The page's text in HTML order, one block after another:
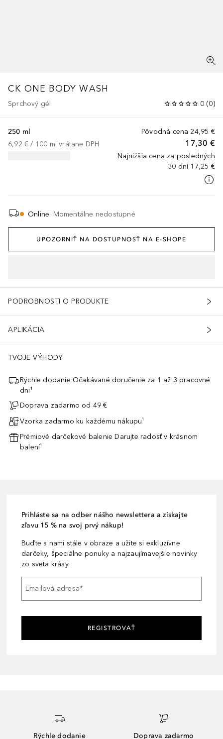
CK ONE BODY WASH
Sprchový gél 0 (0)
Pôvodná cena 24,95 €
17,30 €
Najnižšia cena za posledných
30 dní 17,25 €
250 ml
6,92 € / 100 ml vrátane DPH
Online: Momentálne nedostupné
UPOZORNIŤ NA DOSTUPNOSŤ NA E-SHOPE
PODROBNOSTI O PRODUKTE
APLIKÁCIA
TVOJE VÝHODY
Rýchle dodanie Očakávané doručenie za 1 až 3 pracovné
dni¹
Doprava zadarmo od 49 €
Vzorka zadarmo ku každému nákupu¹
Prémiové darčekové balenie Darujte radosť v krásnom
balení¹
Prihláste sa na odber nášho newslettera a získajte
zľavu 15 % na svoj prvý nákup!
Buďte s nami stále v obraze a užite si exkluzívne
darčeky, špeciálne ponuky a najzaujímavejšie novinky
zo sveta krásy.
Emailová adresa*
REGISTROVAŤ
Rýchle dodanie Doprava zadarmo